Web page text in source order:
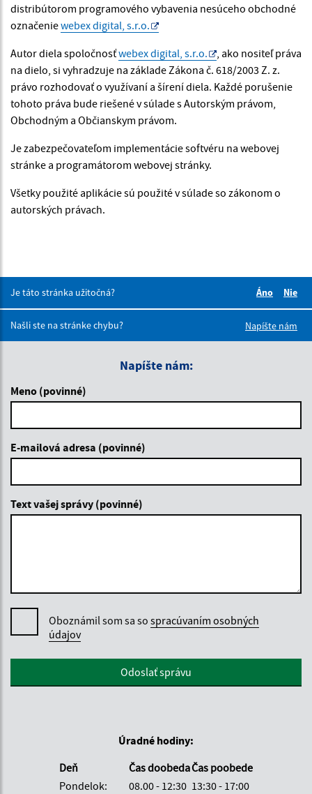
distribútorom programového vybavenia nesúceho obchodné
označeniewebex digital, s.r.o.
Autor diela spoločnosťwebex digital, s.r.o.
, ako nositeľ práva
na dielo, si vyhradzuje na základe Zákona č. 618/2003 Z. z.
právo rozhodovať o využívaní a šírení diela. Každé porušenie
tohoto práva bude riešené v súlade s Autorským právom,
Obchodným a Občianskym právom.
Je zabezpečovateľom implementácie softvéru na webovej
stránke a programátorom webovej stránky.
Všetky použité aplikácie sú použité v súlade so zákonom o
autorských právach.
Je táto stránka užitočná?
Áno
Nie
Našli ste na stránke chybu?
Napíšte nám
Napíšte nám:
Meno (povinné)
E-mailová adresa (povinné)
Text vašej správy (povinné)
Oboznámil som sa so spracúvaním osobných
údajov
Google reCaptcha ResponseOdoslať správu
Úradné hodiny:
Deň
Čas doobedaČas poobede
Pondelok:
08.00 - 12:30 13:30 - 17:00